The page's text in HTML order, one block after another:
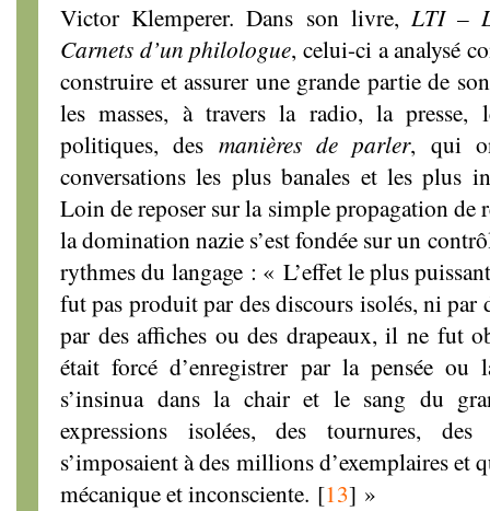
Victor Klemperer. Dans son livre, LTI –
Carnets d’un philologue, celui-ci a analysé
construire et assurer une grande partie de
les masses, à travers la radio, la presse,
politiques, des manières de parler, qui
conversations les plus banales et les plus
Loin de reposer sur la simple propagation de
la domination nazie s’est fondée sur un
rythmes du langage : « L’effet le plus
fut pas produit par des discours isolés, ni par
par des affiches ou des drapeaux, il ne fut
était forcé d’enregistrer par la pensée ou
s’insinua dans la chair et le sang du
expressions isolées, des tournures,
s’imposaient à des millions d’exemplaires et
mécanique et inconsciente. [13] »